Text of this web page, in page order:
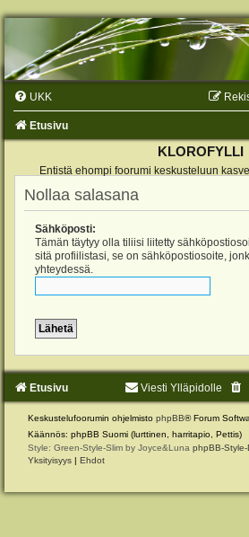
UKK
Etusivu
KLOROFYLLI
Entistä ehompi foorumi keskusteluun
Nollaa salasana
Sähköposti:
Tämän täytyy olla tiliisi liitetty
sitä profiilistasi, se on sähköpostiosoite,
yhteydessä.
Etusivu Viesti Ylläpidolle
Keskustelufoorumin ohjelmisto phpBB® Forum
Käännös: phpBB Suomi (lurttinen, harritapio, Pettis)
Style: Green-Style-Slim by Joyce&Luna phpBB-Style-
Yksityisyys | Ehdot